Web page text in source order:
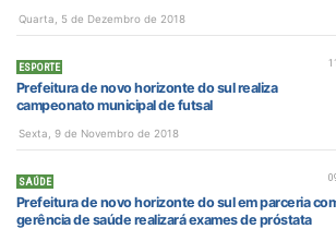
Quarta, 5 de Dezembro de 2018
ESPORTE
Prefeitura de novo horizonte do sul realiza
campeonato municipal de futsal
Sexta, 9 de Novembro de 2018
SAÚDE
Prefeitura de novo horizonte do sul em parceria
gerência de saúde realizará exames de próstata